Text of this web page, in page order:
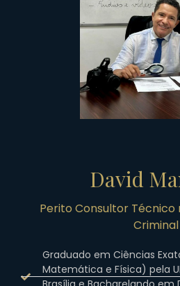
David
Perito Consultor Técnico
Criminal
Graduado em Ciências
Matemática e Física) pela